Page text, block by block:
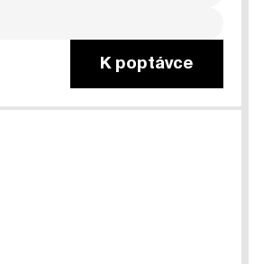
K poptávce